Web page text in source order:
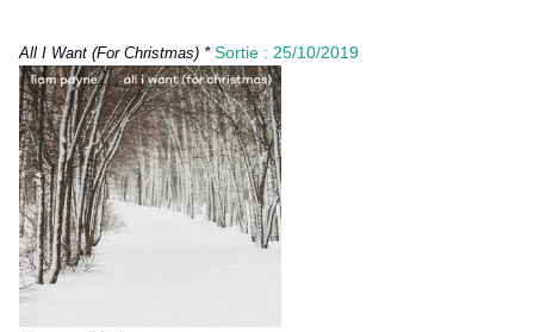
All I Want (For Christmas) * Sortie : 25/10/2019